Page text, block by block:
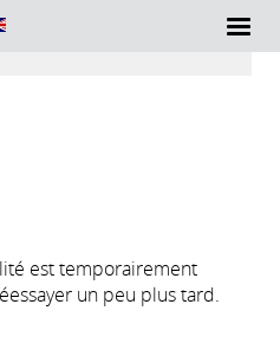
est temporairement
un peu plus tard.